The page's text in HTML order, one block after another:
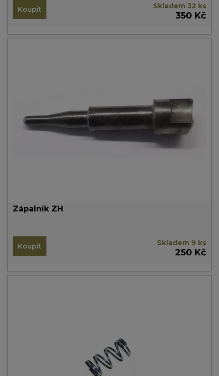
Koupit Skladem 32 ks
350 Kč
Zápalník ZH
Koupit Skladem 9 ks
250 Kč